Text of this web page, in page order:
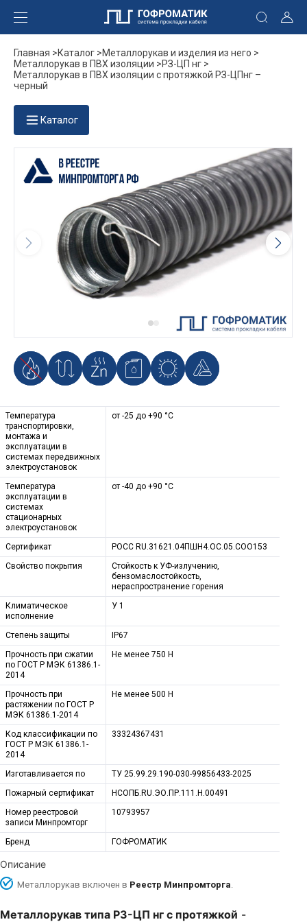
Главная >Каталог >Металлорукав и изделия из него >
Металлорукав в ПВХ изоляции >РЗ-ЦП нг >
Металлорукав в ПВХ изоляции с протяжкой РЗ-ЦПнг –
черный
Каталог
Температура
транспортировки,
монтажа и
эксплуатации в
системах передвижных
электроустановок
от -25 до +90 °С
Температура
эксплуатации в
системах
стационарных
электроустановок
от -40 до +90 °С
Сертификат
РОСС RU.31621.04ПШН4.ОС.05.СОО153
Свойство покрытия
Стойкость к УФ-излучению,
бензомаслостойкость,
нераспространение горения
Климатическое
исполнение
У 1
Степень защиты
IP67
Прочность при сжатии
по ГОСТ Р МЭК 61386.1-
2014
Не менее 750 H
Прочность при
растяжении по ГОСТ Р
МЭК 61386.1-2014
Не менее 500 Н
Код классификации по
ГОСТ Р МЭК 61386.1-
2014
33324367431
Изготавливается по
ТУ 25.99.29.190-030-99856433-2025
Пожарный сертификат
НСОПБ.RU.ЭО.ПР.111.Н.00491
Номер реестровой
записи Минпромторг
10793957
Бренд ГОФРОМАТИК
Описание
Металлорукав включен в Реестр Минпромторга.
Металлорукав типа Р3-ЦП нг с протяжкой -